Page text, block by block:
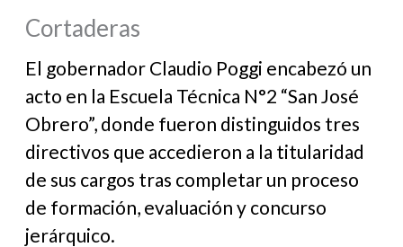
Cortaderas
El gobernador Claudio Poggi encabezó un
acto en la Escuela Técnica N°2 “San José
Obrero”, donde fueron distinguidos tres
directivos que accedieron a la titularidad
de sus cargos tras completar un proceso
de formación, evaluación y concurso
jerárquico.